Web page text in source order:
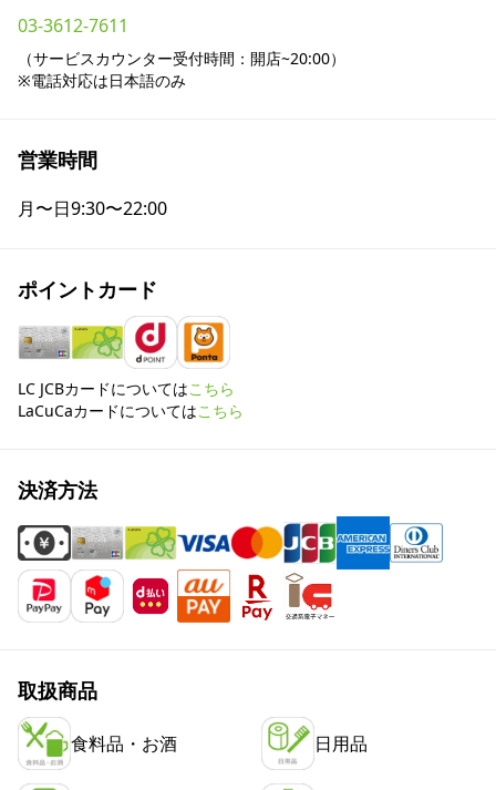
03-3612-7611
（サービスカウンター受付時間：開店~20:00）
※電話対応は日本語のみ
営業時間
月〜日9:30〜22:00
ポイントカード
LC JCBカードについてはこちら
LaCuCaカードについてはこちら
決済方法
取扱商品
食料品・お酒 日用品